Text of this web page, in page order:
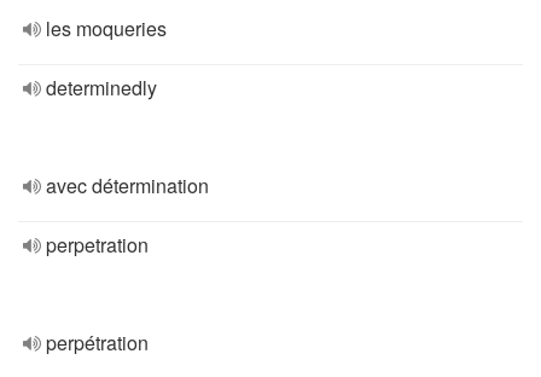
les moqueries
determinedly
avec détermination
perpetration
perpétration